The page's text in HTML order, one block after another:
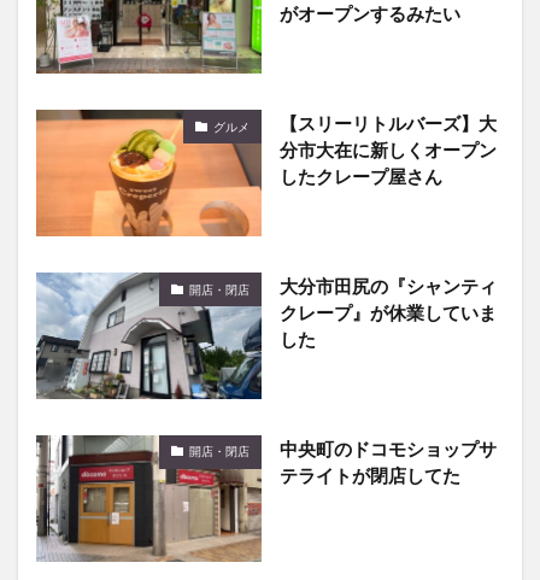
がオープンするみたい
グルメ
【スリーリトルバーズ】大
分市大在に新しくオープン
したクレープ屋さん
開店・閉店
大分市田尻の『シャンティ
クレープ』が休業していま
した
開店・閉店
中央町のドコモショップサ
テライトが閉店してた